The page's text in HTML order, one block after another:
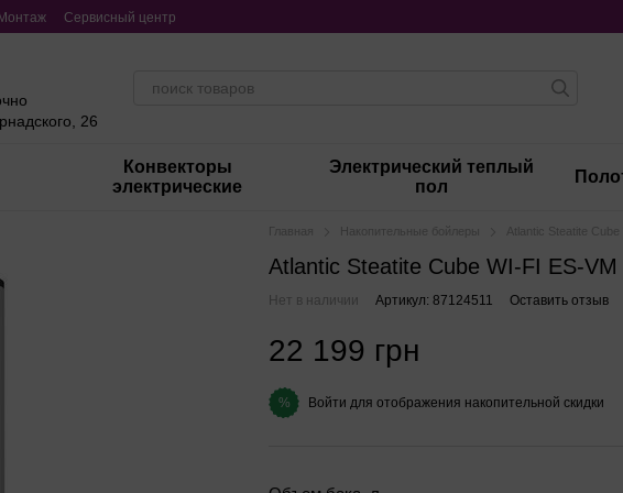
Монтаж Сервисный центр
26
Конвекторы
электрические
Электрический теплый
пол
Главная Накопительные бойлеры Atlantic Steatite
Atlantic Steatite Cube WI-FI ES-
Нет в наличии Артикул: 87124511 Оставить отзыв
22 199 грн
% Войти для отображения накопительной скидки